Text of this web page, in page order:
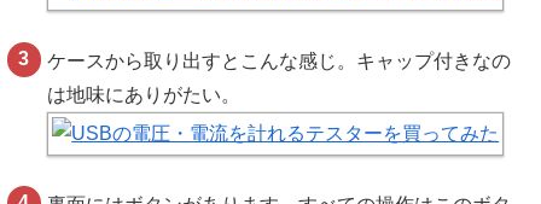
ケースから取り出すとこんな感じ。キャップ付きなの
は地味にありがたい。